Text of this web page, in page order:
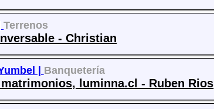
Terrenos
- Christian
| Banquetería
luminna.cl - Ruben Rios